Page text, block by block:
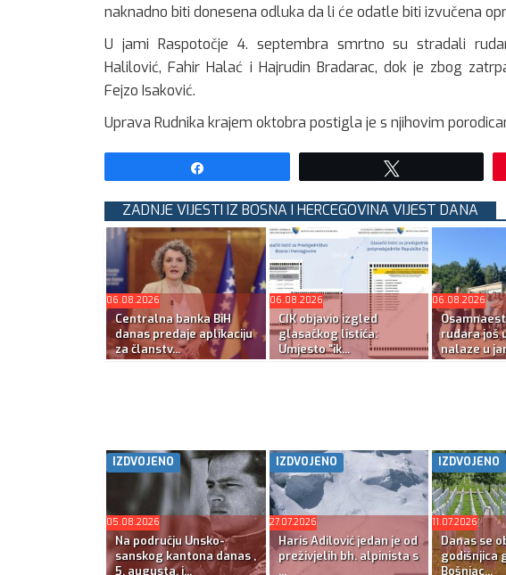
naknadno biti donesena odluka da li će odatle biti izvučena
U jami Raspotočje 4. septembra smrtno su stradali
Halilović, Fahir Halać i Hajrudin Bradarac, dok je zbog
Fejzo Isaković.
Uprava Rudnika krajem oktobra postigla je s njihovim
ZADNJE VIJESTI IZ BOSNA I HERCEGOVINA VIJEST DANA
06.08.2026
Centralna banka BiH
danas predaje aplikaciju
za članstv...
06.08.2026
CIK objavio izgled
glasačkog listića:
Umjesto “ik...
06.08.2026
rudara još
nalaze u
IZDVOJENO
05.08.2026
Na području Unsko-
sanskog kantona danas ,
5. augusta, j...
IZDVOJENO
27.07.2026
Haris Adilović jedan je od
preživjelih bh. alpinista s
...
IZDVOJENO
11.07.2026
Danas se
godišnjica
Bošnjac...